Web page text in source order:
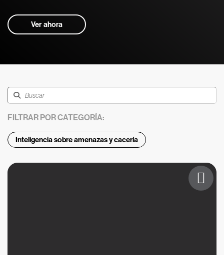
Ver ahora
FILTRAR POR CATEGORÍA:
Inteligencia sobre amenazas y cacería